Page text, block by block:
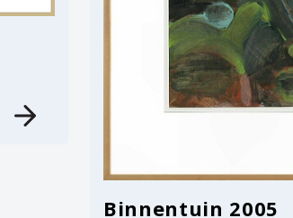
Binnentuin 2005